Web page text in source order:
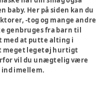
baby. Her på siden kan du
-tog og mange andre
genbruges fra barn til
med at putte alting i
meget legetøj hurtigt
vil du unægtelig være
imellem.